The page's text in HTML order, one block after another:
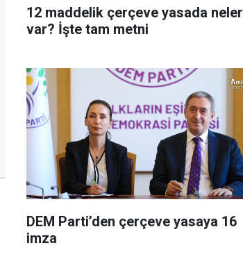
12 maddelik çerçeve yasada neler
var? İşte tam metni
DEM Parti’den çerçeve yasaya 16
imza